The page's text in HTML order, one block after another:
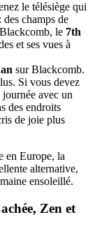
le télésiège qui
des champs de
le 7th
et ses vues à
sur Blackcomb.
Si vous devez
avec un
des endroits
de joie plus
en Europe, la
alternative,
ensoleillé.
Zen et